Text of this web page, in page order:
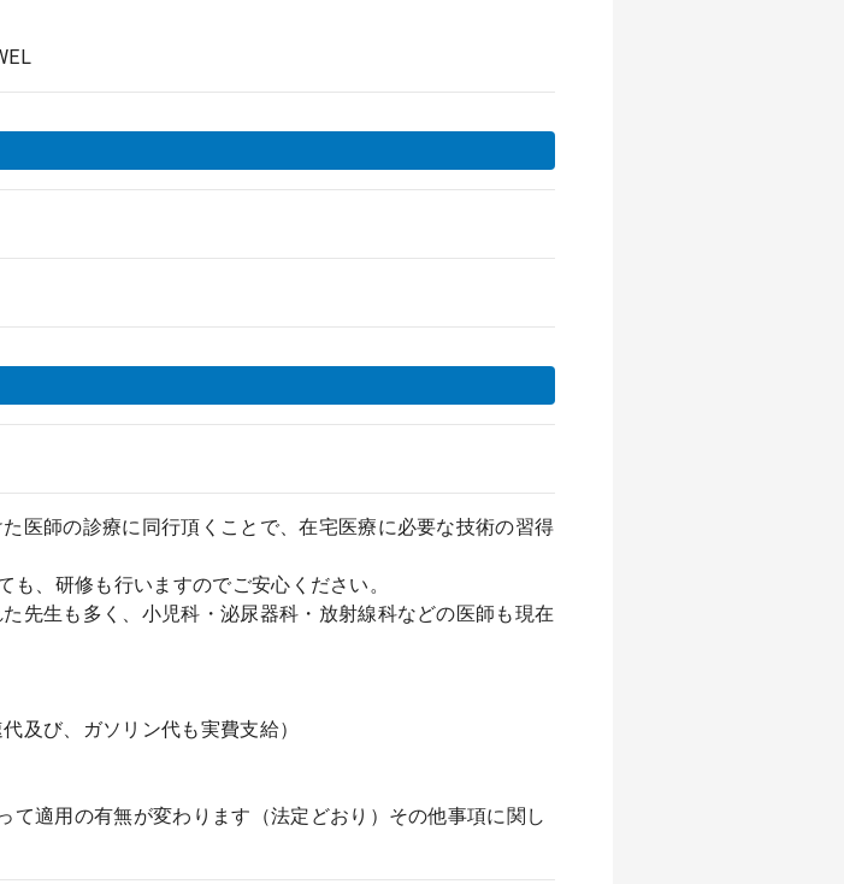
医師の診療に同行頂くことで、在宅医療に必要な技術の習得
も、研修も行いますのでご安心ください。
先生も多く、小児科・泌尿器科・放射線科などの医師も現在
及び、ガソリン代も実費支給）
て適用の有無が変わります（法定どおり）その他事項に関し